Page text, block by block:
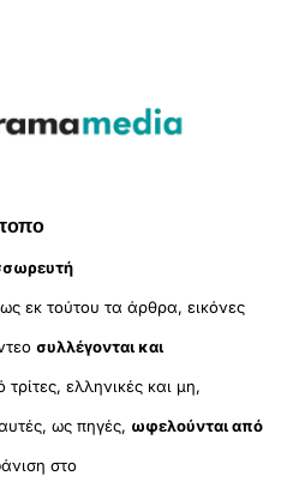
εκ τούτου τα άρθρα, εικόνες
συλλέγονται και
τρίτες, ελληνικές και μη,
ως πηγές, ωφελούνται από
στο